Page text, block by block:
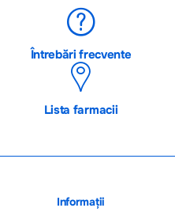
Întrebări frecvente
Lista farmacii
Informații